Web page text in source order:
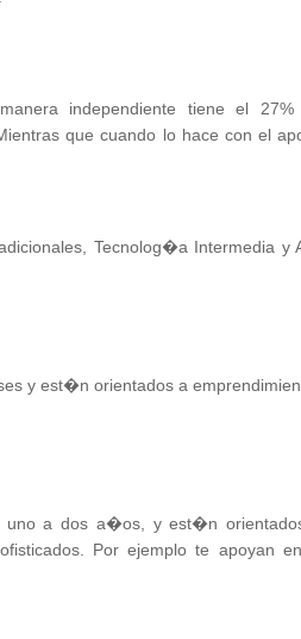
independiente tiene el 27%
que cuando lo hace con el
Tecnolog�a Intermedia y
y est�n orientados a
a dos a�os, y est�n
Por ejemplo te apoyan